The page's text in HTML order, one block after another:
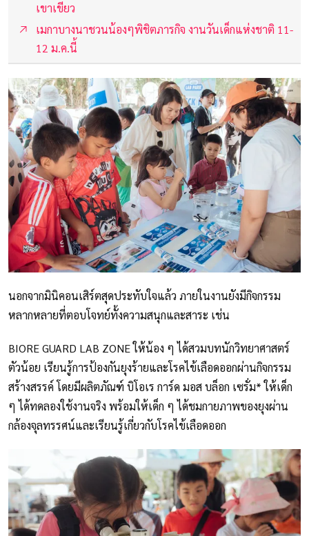
เขาเขียว
เมกาบางนาชวนน้องๆพิชิตภารกิจ งานวันเด็กแห่งชาติ 11-
12 ม.ค.นี้
นอกจากมินิคอนเสิร์ตสุดประทับใจแล้ว ภายในงานยังมีกิจกรรม
หลากหลายที่ตอบโจทย์ทั้งความสนุกและสาระ เช่น
BIORE GUARD LAB ZONE ให้น้อง ๆ ได้สวมบทนักวิทยาศาสตร์
ตัวน้อย เรียนรู้การป้องกันยุงร้ายและโรคไข้เลือดออกผ่านกิจกรรม
สร้างสรรค์ โดยมีผลิตภัณฑ์ บิโอเร การ์ด มอส บล็อก เซรั่ม* ให้เด็ก
ๆ ได้ทดลองใช้งานจริง พร้อมให้เด็ก ๆ ได้ชมกายภาพของยุงผ่าน
กล้องจุลทรรศน์และเรียนรู้เกี่ยวกับโรคไข้เลือดออก